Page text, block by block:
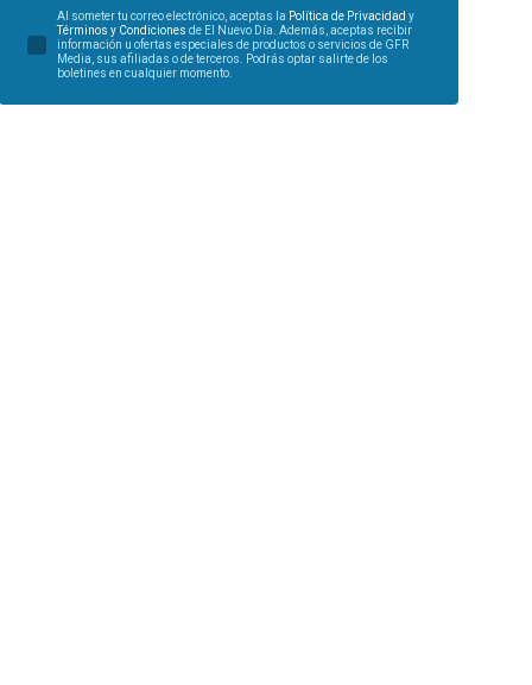
Al someter tu correo electrónico, aceptas la Política de Privacidad y
Términos y Condiciones de El Nuevo Día. Además, aceptas recibir
información u ofertas especiales de productos o servicios de GFR
Media, sus afiliadas o de terceros. Podrás optar salirte de los
boletines en cualquier momento.